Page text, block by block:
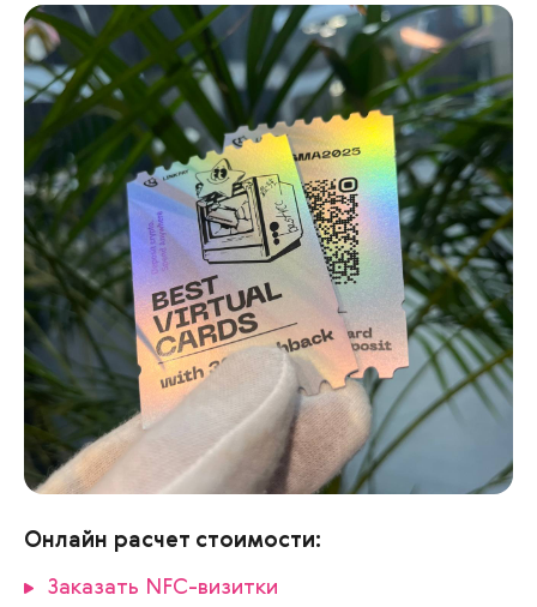
Онлайн расчет стоимости:
Заказать NFC-визитки